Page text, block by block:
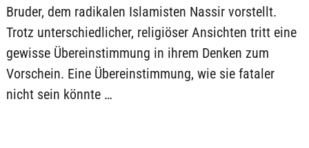
Bruder, dem radikalen Islamisten Nassir vorstellt.
Trotz unterschiedlicher, religiöser Ansichten tritt eine
gewisse Übereinstimmung in ihrem Denken zum
Vorschein. Eine Übereinstimmung, wie sie fataler
nicht sein könnte …